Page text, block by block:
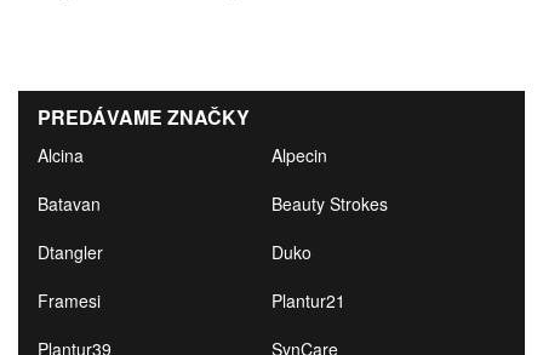
PREDÁVAME ZNAČKY
Alcina
Alpecin
Batavan
Beauty Strokes
Dtangler
Duko
Framesi
Plantur21
Plantur39
SynCare